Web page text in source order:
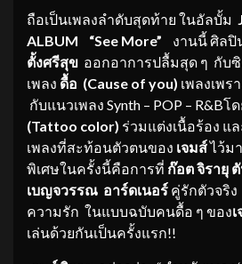
ถือเป็นเพลงลำดับสุดท้าย ในอัลบั้ม
ALBUM “See More” งานนี้ศิลปิ
ตั้งศรีสุข ออกอาการปลื้มสุด ๆ กับ
เพลง ดื้อ (Cause of you) เพลงเพร
กับแนวเพลง Synth – POP – R&Bโ
(Tattoo color) ร่วมแต่งเนื้อร้อง
เพลงที่สะท้อนตัวตนของ เจมส์ไว้ม
พิเศษในครั้งนี้คือการที่ ก๊อต จิรายุ
เบญจวรรณ อาร์ดเนอร์ คู่รักตัวจริ
ความรัก ในแบบฉบับคนดื้อ ๆ ของ
เล่นด้วยกันเป็นครั้งแรก!!